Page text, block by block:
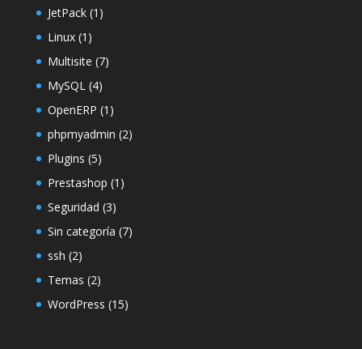
JetPack(1)
Linux(1)
Multisite (7)
MySQL(4)
OpenERP (1)
phpmyadmin (2)
Plugins (5)
Prestashop (1)
Seguridad (3)
Sin categoría (7)
ssh (2)
Temas (2)
WordPress (15)